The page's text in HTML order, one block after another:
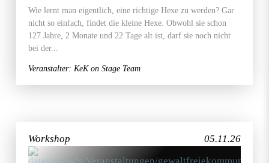
Wie lernt man eigentlich, eine richtige Hexe zu werden? Gar
nicht so einfach, findet die kleine Hexe. Obwohl sie schon
127 Jahre, 2 Monate und 22 Tage alt ist, darf sie noch nicht
bei der...
Veranstalter: KeK on Stage Team
05.11.26
Workshop